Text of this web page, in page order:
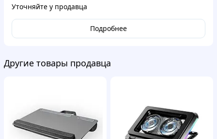
Уточняйте у продавца
Подробнее
Другие товары продавца